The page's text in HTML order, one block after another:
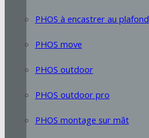
PHOS à encastrer au plafond
PHOS move
PHOS outdoor
PHOS outdoor pro
PHOS montage sur mât